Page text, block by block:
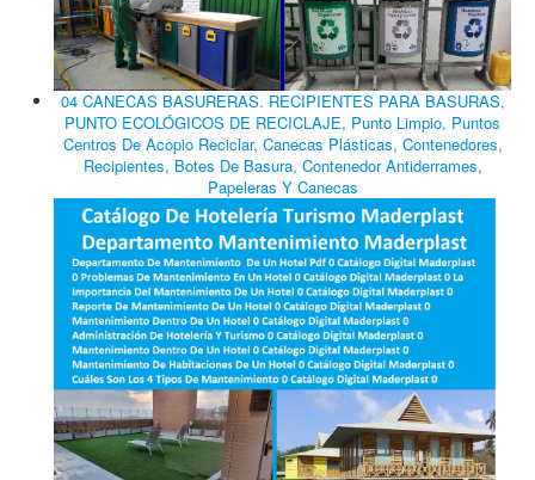
04 CANECAS BASURERAS. RECIPIENTES PARA BASURAS,
PUNTO ECOLÓGICOS DE RECICLAJE, Punto Limpio, Puntos
Centros De Acopio Reciclar, Canecas Plásticas, Contenedores,
Recipientes, Botes De Basura, Contenedor Antiderrames,
Papeleras Y Canecas